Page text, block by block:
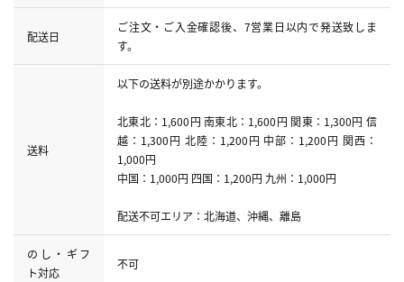
配送日
ご注文・ご入金確認後、7営業日以内で発送致しま
す。
送料
以下の送料が別途かかります。
北東北：1,600円 南東北：1,600円 関東：1,300円 信
越：1,300円 北陸：1,200円 中部：1,200円 関西：
1,000円
中国：1,000円 四国：1,200円 九州：1,000円
配送不可エリア：北海道、沖縄、離島
のし・ギフ
ト対応
不可